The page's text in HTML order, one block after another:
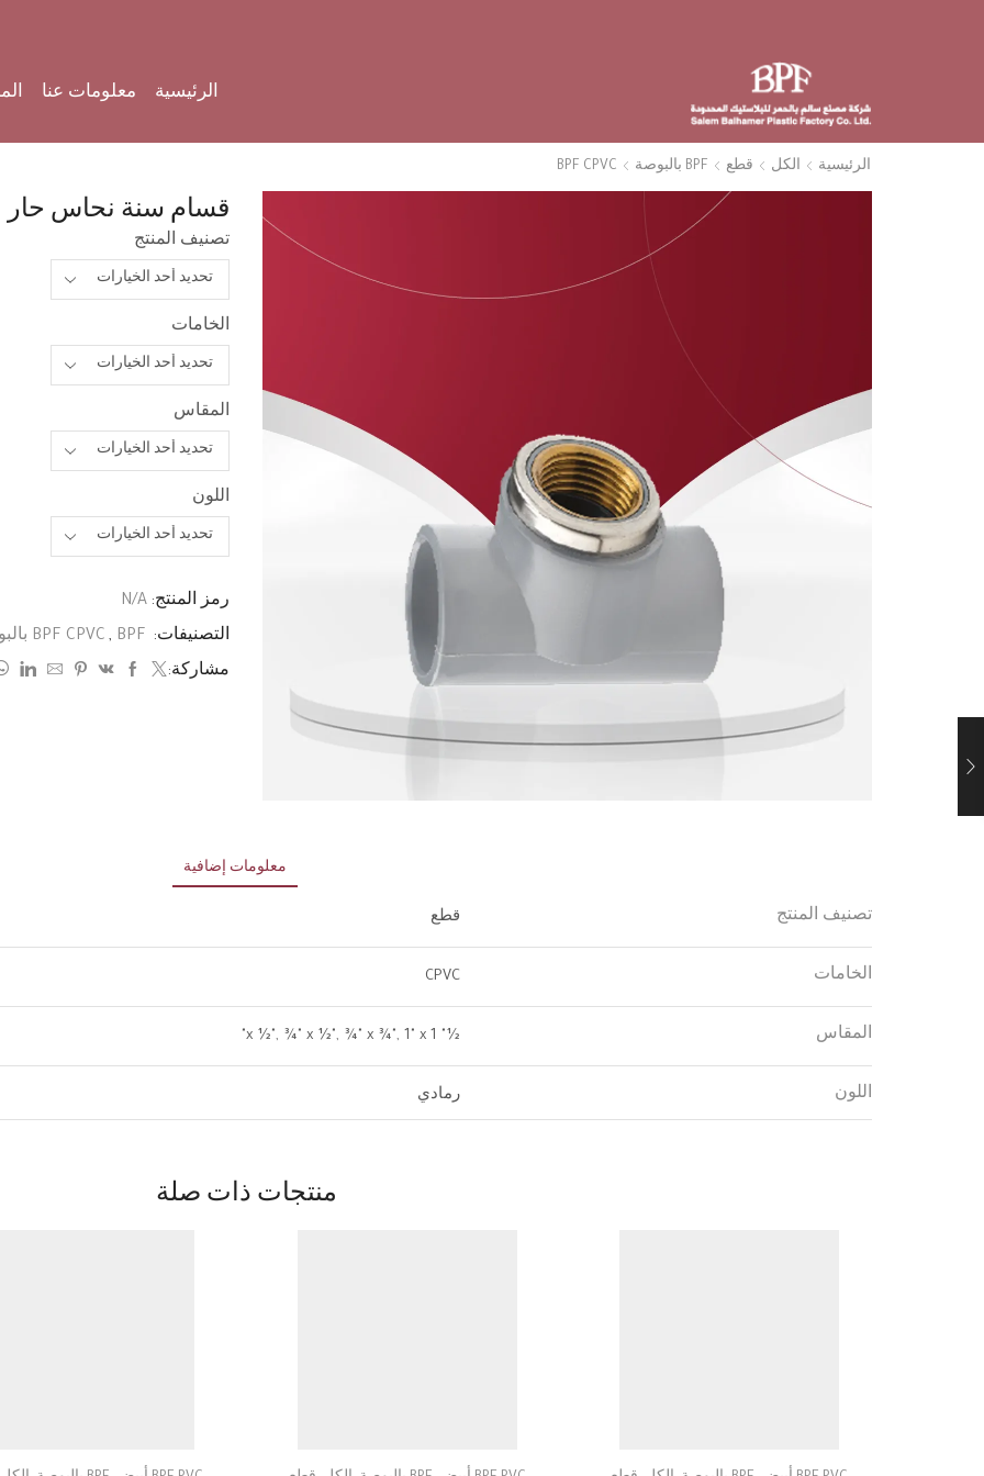
الرئيسية معلومات عنا
الرئيسية الكل قطع BPF بالبوصة BPF CPVC
قسام سنة نحاس حار
تصنيف المنتج
الخامات
المقاس
اللون
رمز المنتج: N/A
التصنيفات:
BPF CPVC , BPF بالبوصة
مشاركة:
معلومات إضافية
تصنيف المنتج قطع
الخامات CPVC
المقاس ½" x ½", ¾" x ½", ¾" x ¾", 1" x 1"
اللون رمادي
منتجات ذات صلة